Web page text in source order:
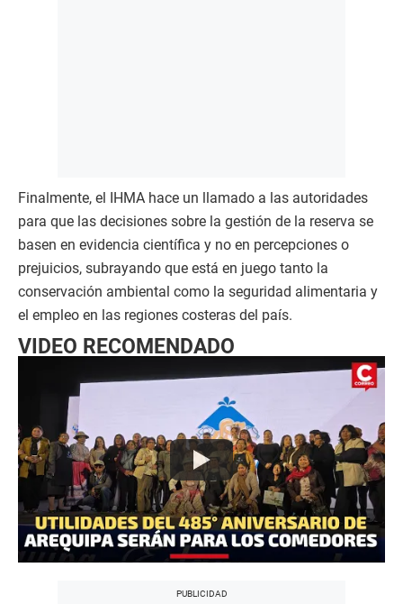
Finalmente, el IHMA hace un llamado a las autoridades
para que las decisiones sobre la gestión de la reserva se
basen en evidencia científica y no en percepciones o
prejuicios, subrayando que está en juego tanto la
conservación ambiental como la seguridad alimentaria y
el empleo en las regiones costeras del país.
VIDEO RECOMENDADO